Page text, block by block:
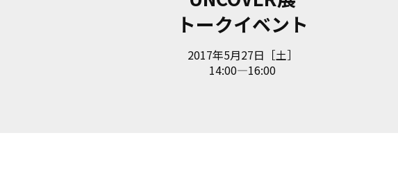
トークイベント
2017年5月27日［土］
14:00—16:00